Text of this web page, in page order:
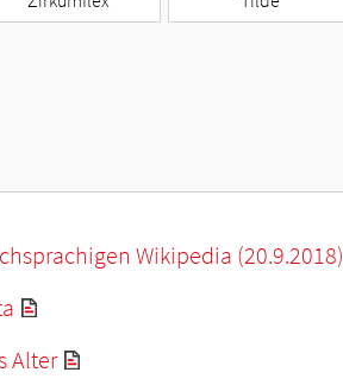
Wikipedia (20.9.2018)
Alter